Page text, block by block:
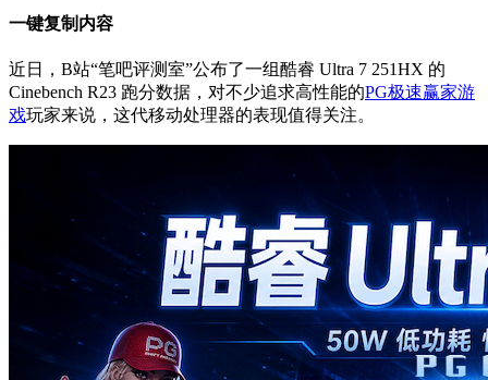
一键复制内容
近日，B站“笔吧评测室”公布了一组酷睿 Ultra 7 251HX 的
Cinebench R23 跑分数据，对不少追求高性能的PG极速赢家游
戏玩家来说，这代移动处理器的表现值得关注。